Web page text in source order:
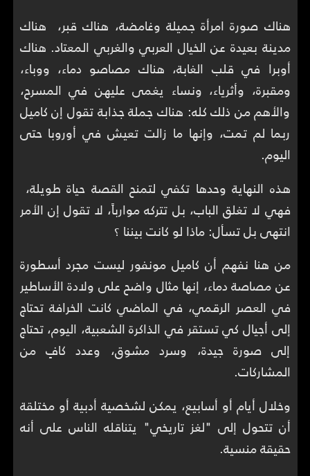
هناك صورة امرأة جميلة وغامضة، هناك قبر، هناك
مدينة بعيدة عن الخيال العربي والغربي المعتاد. هناك
أوبرا في قلب الغابة، هناك مصاصو دماء، ووباء،
ومقبرة، وأثرياء، ونساء يغمى عليهن في المسرح،
والأهم من ذلك كله: هناك جملة جذابة تقول إن كاميل
ربما لم تمت، وإنها ما زالت تعيش في أوروبا حتى
اليوم.
هذه النهاية وحدها تكفي لتمنح القصة حياة طويلة،
فهي لا تغلق الباب، بل تتركه موارباً، لا تقول إن الأمر
انتهى بل تسأل: ماذا لو كانت بيننا ؟
من هنا نفهم أن كاميل مونفور ليست مجرد أسطورة
عن مصاصة دماء، إنها مثال واضح على ولادة الأساطير
في العصر الرقمي، في الماضي كانت الخرافة تحتاج
إلى أجيال كي تستقر في الذاكرة الشعبية، اليوم، تحتاج
إلى صورة جيدة، وسرد مشوق، وعدد كافٍ من
المشاركات.
وخلال أيام أو أسابيع، يمكن لشخصية أدبية أو مختلقة
أن تتحول إلى "لغز تاريخي" يتناقله الناس على أنه
حقيقة منسية.